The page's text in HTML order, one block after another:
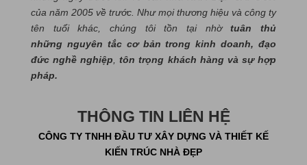
của năm 2005 về trước. Như mọi thương hiệu và công ty
tên tuổi khác, chúng tôi tồn tại nhờtuân thủ
những nguyên tắc cơ bản trong kinh doanh, đạo
đức nghề nghiệp ,tôn trọng khách hàng và sự hợp
pháp.
THÔNG TIN LIÊN HỆ
CÔNG TY TNHH ĐẦU TƯ XÂY DỰNG VÀ THIẾT KẾ
KIẾN TRÚC NHÀ ĐẸP